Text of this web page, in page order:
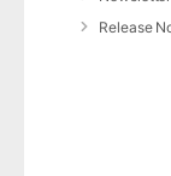
Release